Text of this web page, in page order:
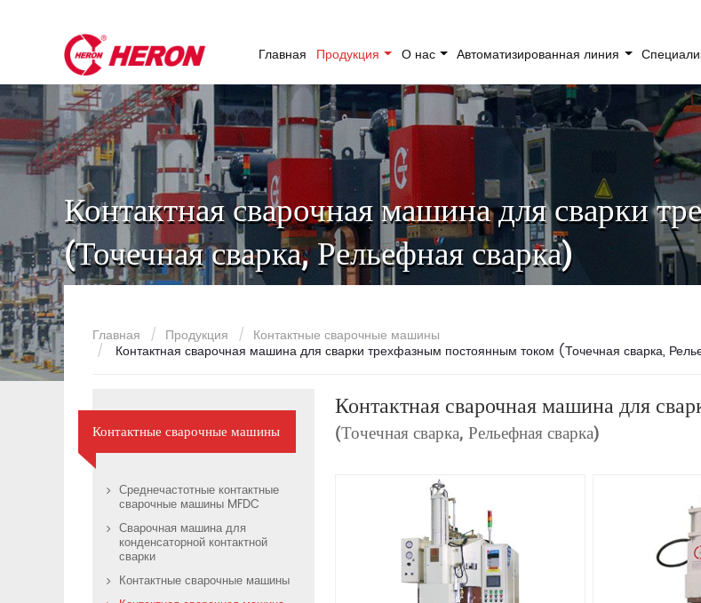
Главная Продукция О нас Автоматизированная линия
Контактная сварочная машина для сварки
(Точечная сварка, Рельефная сварка)
Главная Продукция Контактные сварочные машины
Контактная сварочная машина для сварки трехфазным постоянным током (Точечная сварка,
Контактная сварочная машина для
(Точечная сварка, Рельефная сварка)
Контактные сварочные машины
Среднечастотные контактные
сварочные машины MFDC
Сварочная машина для
конденсаторной контактной
сварки
Контактные сварочные машины